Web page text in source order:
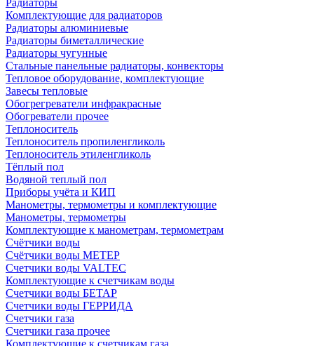
Радиаторы
Комплектующие для радиаторов
Радиаторы алюминиевые
Радиаторы биметаллические
Радиаторы чугунные
Стальные панельные радиаторы, конвекторы
Тепловое оборудование, комплектующие
Завесы тепловые
Обогрегреватели инфракрасные
Обогреватели прочее
Теплоноситель
Теплоноситель пропиленгликоль
Теплоноситель этиленгликоль
Тёплый пол
Водяной теплый пол
Приборы учёта и КИП
Манометры, термометры и комплектующие
Манометры, термометры
Комплектующие к манометрам, термометрам
Счётчики воды
Счётчики воды МЕТЕР
Счетчики воды VALTEC
Комплектующие к счетчикам воды
Счетчики воды БЕТАР
Счетчики воды ГЕРРИДА
Счетчики газа
Счетчики газа прочее
Комплектующие к счетчикам газа